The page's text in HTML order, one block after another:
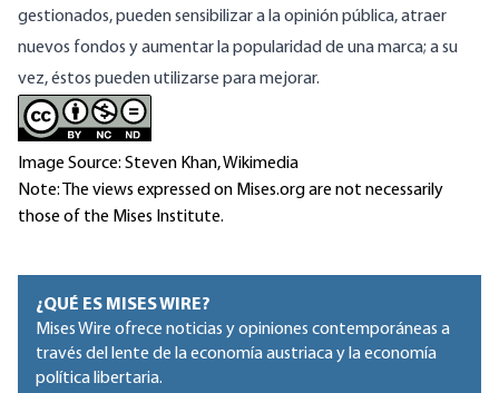
gestionados, pueden sensibilizar a la opinión pública, atraer
nuevos fondos y aumentar la popularidad de una marca; a su
vez, éstos pueden utilizarse para mejorar.
Image Source: Steven Khan, Wikimedia
Note: The views expressed on Mises.org are not necessarily
those of the Mises Institute.
¿QUÉ ES MISES WIRE?
Mises Wire ofrece noticias y opiniones contemporáneas a
través del lente de la economía austriaca y la economía
política libertaria.